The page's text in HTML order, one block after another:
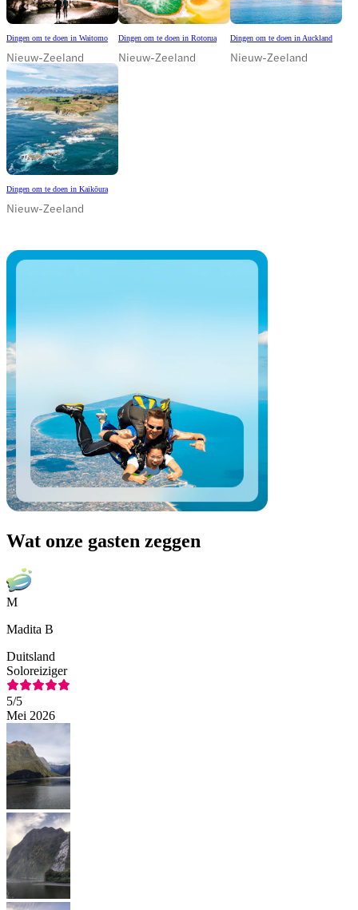
Dingen om te doen in Waitomo
Nieuw-Zeeland
Dingen om te doen in Rotorua
Nieuw-Zeeland
Dingen om te doen in Auckland
Nieuw-Zeeland
Dingen om te doen in Kaikōura
Nieuw-Zeeland
Wat onze gasten zeggen
M
Madita B
Duitsland
Soloreiziger
5/5
Mei 2026